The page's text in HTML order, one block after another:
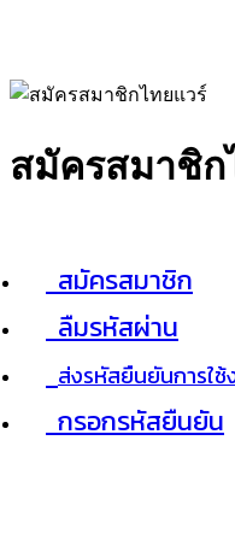
สมัครสมาชิก
สมัครสมาชิก
ลืมรหัสผ่าน
ส่งรหัสยืนยันการใช้
กรอกรหัสยืนยัน